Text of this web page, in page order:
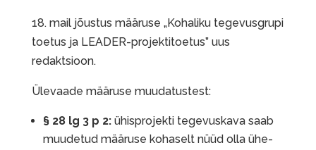
18. mail jõustus määruse „Kohaliku tegevusgrupi
toetus ja LEADER-projektitoetus” uus
redaktsioon.
Ülevaade määruse muudatustest:
§ 28 lg 3 p 2: ühisprojekti tegevuskava saab
muudetud määruse kohaselt nüüd olla ühe-